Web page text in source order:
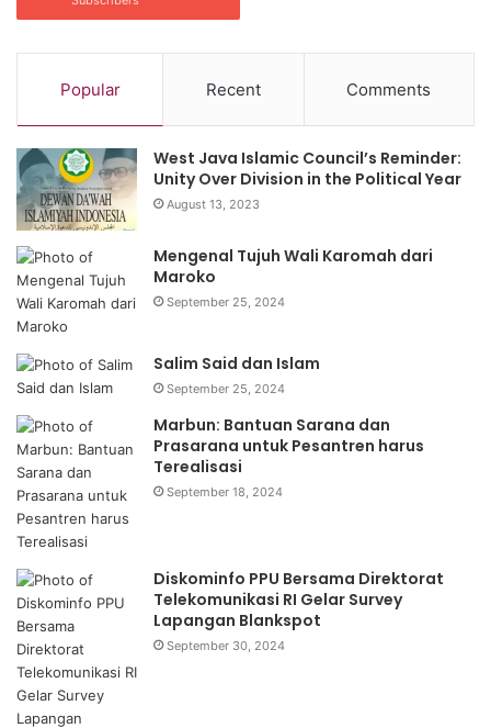
Popular Recent Comments
West Java Islamic Council’s Reminder:
Unity Over Division in the Political Year
August 13, 2023
Mengenal Tujuh Wali Karomah dari
Maroko
September 25, 2024
Salim Said dan Islam
September 25, 2024
Marbun: Bantuan Sarana dan
Prasarana untuk Pesantren harus
Terealisasi
September 18, 2024
Diskominfo PPU Bersama Direktorat
Telekomunikasi RI Gelar Survey
Lapangan Blankspot
September 30, 2024